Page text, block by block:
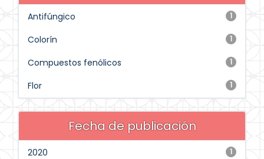
1
Antifúngico
1
Colorín
1
Compuestos fenólicos
1
Flor
Fecha de publicación
1
2020